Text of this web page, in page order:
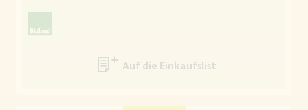
Auf die Einkaufsliste